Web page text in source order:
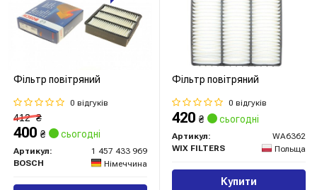
Фільтр повітряний
0 відгуків
412₴
400 ₴ сьогодні
Артикул:
1 457 433 969
BOSCH
Німеччина
Фільтр повітряний
0 відгуків
420 ₴ сьогодні
Артикул:
WA6362
WIX FILTERS
Польща
Купити